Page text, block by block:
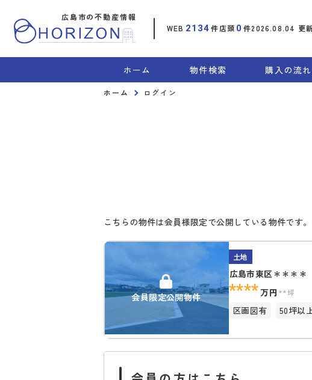
WEB 2134 件店頭 0 件2026.08.04 更
広島市の不動産情報
ホーム 物件検索 購入の流れ
ホーム ログイン
こちらの物件は会員様限定で公開している物件です
会員限定公開物件
土地
広島市東区＊＊＊＊
****万円 **坪
区画図有 50坪以